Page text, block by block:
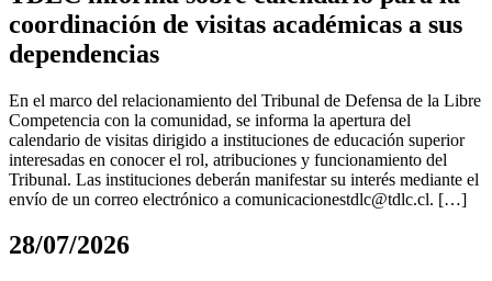
coordinación de visitas académicas a sus
dependencias
En el marco del relacionamiento del Tribunal de Defensa de la Libre
Competencia con la comunidad, se informa la apertura del
calendario de visitas dirigido a instituciones de educación superior
interesadas en conocer el rol, atribuciones y funcionamiento del
Tribunal. Las instituciones deberán manifestar su interés mediante el
envío de un correo electrónico a comunicacionestdlc@tdlc.cl. […]
28/07/2026